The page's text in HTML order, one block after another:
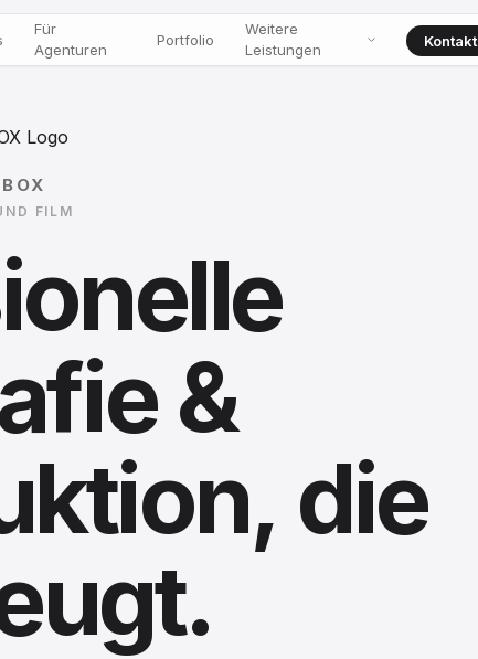
Für
Agenturen
Portfolio
Weitere
Leistungen
Kontakt
FILM
&
die